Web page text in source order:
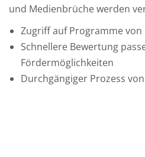
und Medienbrüche werden
Zugriff auf Programme
Schnellere Bewertung
Fördermöglichkeiten
Durchgängiger Prozess